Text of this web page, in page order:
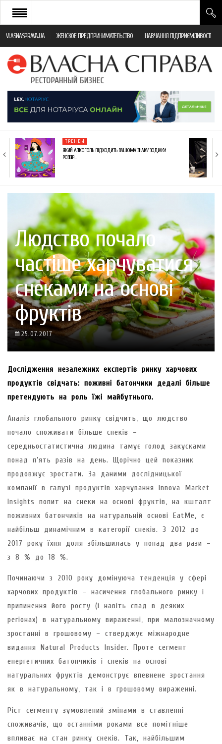
VLASNASPRAVA.UA ЖЕНСКОЕ ПРЕДПРИНИМАТЕЛЬСТВО НАВЧАННЯ ПІДПРИЄМЛИВОСТІ
НОВИНИ РЕСТОРАННОГО БІЗНЕСУ
ЯК ВІДКРИТИ ТА УСПІШНО КЕРУВАТИ
МОНІТОРИНГ ЗАКОНОДАВСТВА
ФРАНЧАЙЗИНГ
КНИГИ
ТРЕНДИ
ЯКИЙ АЛКОГОЛЬ ПІДХОДИТЬ ВАШОМУ ЗНАКУ ЗОДІАКУ:
РОЗБІР…
Людство почало
частіше харчуватися
снеками на основі
фруктів
25.07.2017
Дослідження незалежних експертів ринку харчових
продуктів свідчать: поживні батончики дедалі більше
претендують на роль їжі майбутнього.
Аналіз глобального ринку свідчить, що людство
почало споживати більше снеків –
середньостатистична людина тамує голод закусками
понад п’ять разів на день. Щорічно цей показник
продовжує зростати. За даними дослідницької
компанії в галузі продуктів харчування Innova Market
Insights попит на снеки на основі фруктів, на кшталт
поживних батончиків на натуральній основі EatMe, є
найбільш динамічним в категорії снеків. З 2012 до
2017 року їхня доля збільшилась у понад два рази –
з 8 % до 18 %.
Починаючи з 2010 року домінуюча тенденція у сфері
харчових продуктів – насичення глобального ринку і
припинення його росту (і навіть спад в деяких
регіонах) в натуральному вираженні, при малозначному
зростанні в грошовому – стверджує міжнародне
видання Natural Products Insider. Проте сегмент
енергетичних батончиків і снеків на основі
натуральних фруктів демонструє впевнене зростання
як в натуральному, так і в грошовому вираженні.
Ріст сегменту зумовлений змінами в ставленні
споживачів, що останніми роками все помітніше
впливає на стан ринку снеків. Так, найбільшим